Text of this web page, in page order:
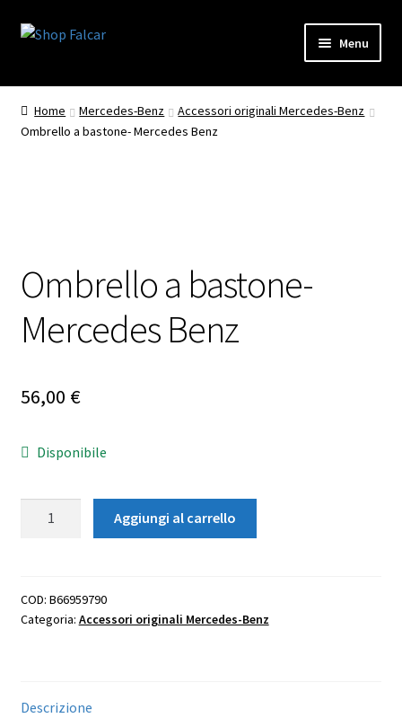
Vai
Vai
Menu
Home Mercedes-Benz
Accessori originali Mercedes-Benz
Ombrello a bastone- Mercedes Benz
Ombrello a bastone-
Mercedes Benz
56,00 €
Disponibile
Benz
quantità
Aggiungi al carrello
COD: B66959790
Categoria: Accessori originali Mercedes-Benz
Descrizione